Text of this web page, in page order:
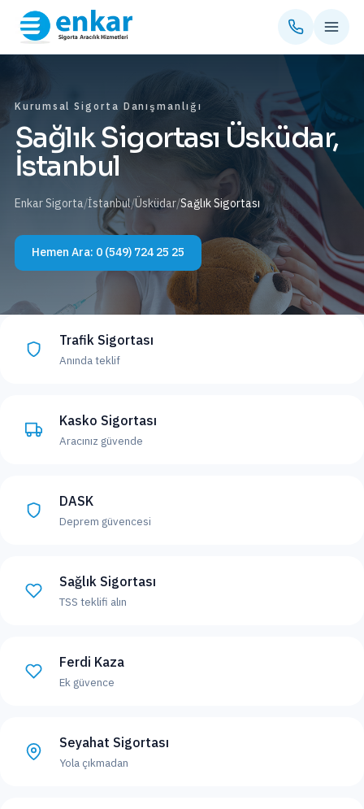
Kurumsal Sigorta Danışmanlığı
Sağlık Sigortası Üsküdar,
İstanbul
Enkar Sigorta/İstanbul/Üsküdar/Sağlık Sigortası
Hemen Ara: 0 (549) 724 25 25
Trafik Sigortası
Anında teklif
Kasko Sigortası
Aracınız güvende
DASK
Deprem güvencesi
Sağlık Sigortası
TSS teklifi alın
Ferdi Kaza
Ek güvence
Seyahat Sigortası
Yola çıkmadan